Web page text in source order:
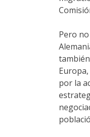
Pero
por la